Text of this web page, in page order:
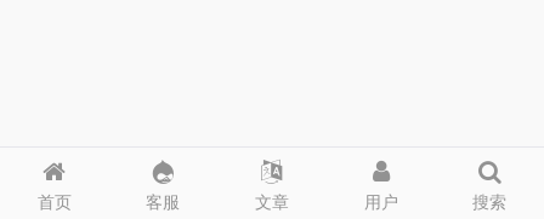
首页 客服 文章 用户 搜索